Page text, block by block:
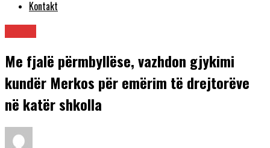
Kontakt
Me fjalë përmbyllëse, vazhdon gjykimi
kundër Merkos për emërim të drejtorëve
në katër shkolla